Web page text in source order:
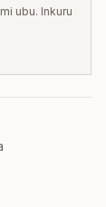
ubu. Inkuru